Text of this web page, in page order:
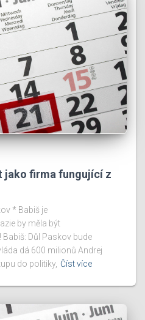
jako firma fungující z
* Babiš je
by měla být
Důl Paskov bude
dá 600 milionů Andrej
do politiky, Číst více